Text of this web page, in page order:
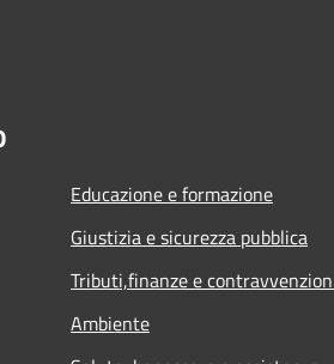
Educazione e formazione
Giustizia e sicurezza pubblica
Tributi,finanze e
Ambiente